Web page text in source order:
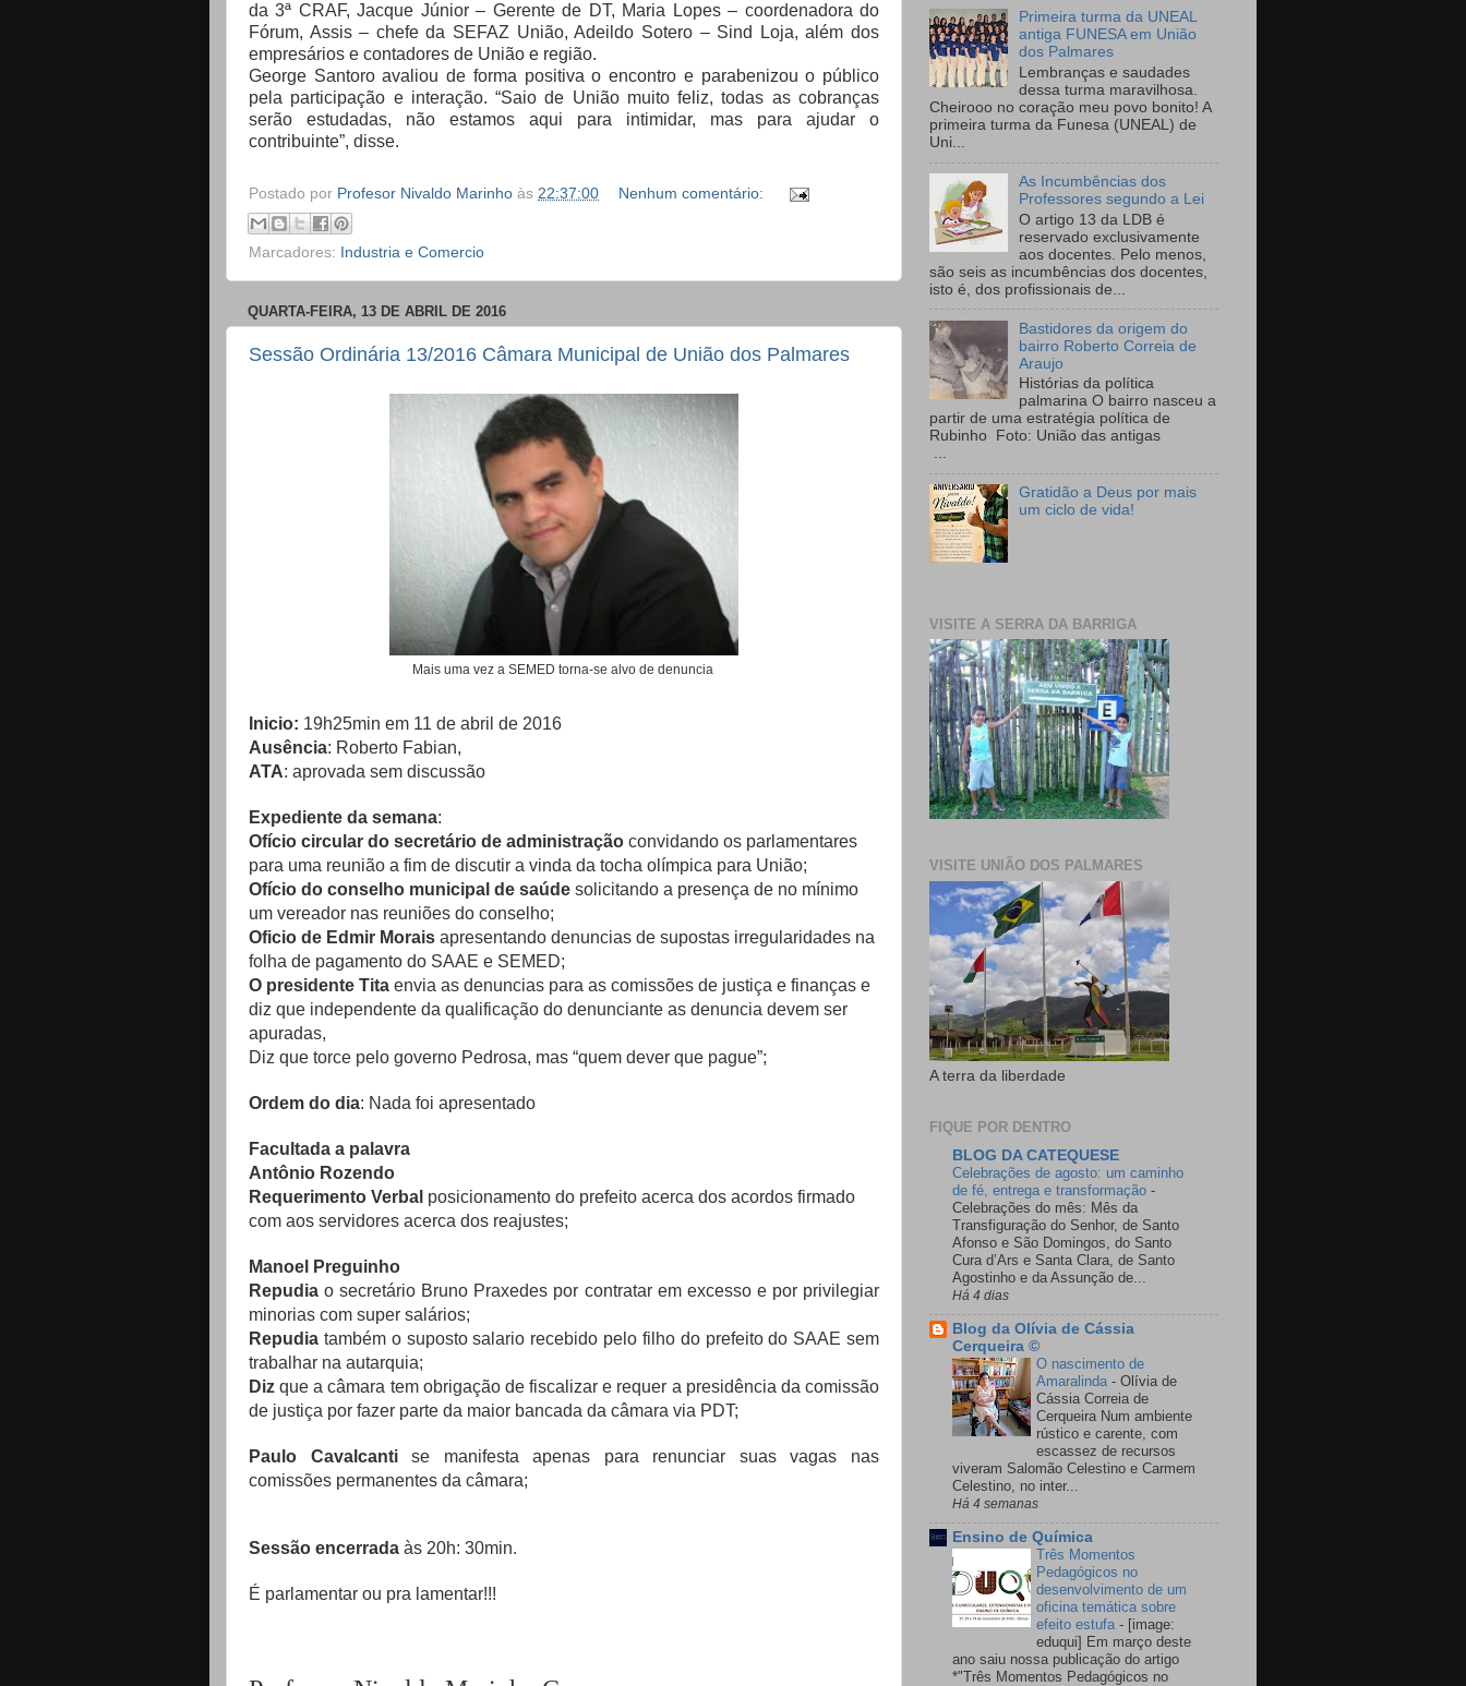
da 3ª CRAF, Jacque Júnior – Gerente de DT, Maria Lopes – coordenadora do
Fórum, Assis – chefe da SEFAZ União, Adeildo Sotero – Sind Loja, além dos
empresários e contadores de União e região.
George Santoro avaliou de forma positiva o encontro e parabenizou o público
pela participação e interação. “Saio de União muito feliz, todas as cobranças
serão estudadas, não estamos aqui para intimidar, mas para ajudar o
contribuinte”, disse.
Postado por Profesor Nivaldo Marinho às 22:37:00 Nenhum comentário:
Marcadores: Industria e Comercio
QUARTA-FEIRA, 13 DE ABRIL DE 2016
Sessão Ordinária 13/2016 Câmara Municipal de União dos Palmares
Mais uma vez a SEMED torna-se alvo de denuncia
Inicio: 19h25min em 11 de abril de 2016
Ausência: Roberto Fabian,
ATA: aprovada sem discussão
Expediente da semana:
Ofício circular do secretário de administração convidando os parlamentares
para uma reunião a fim de discutir a vinda da tocha olímpica para União;
Ofício do conselho municipal de saúde solicitando a presença de no mínimo
um vereador nas reuniões do conselho;
Oficio de Edmir Morais apresentando denuncias de supostas irregularidades na
folha de pagamento do SAAE e SEMED;
O presidente Tita envia as denuncias para as comissões de justiça e finanças e
diz que independente da qualificação do denunciante as denuncia devem ser
apuradas,
Diz que torce pelo governo Pedrosa, mas “quem dever que pague”;
Ordem do dia: Nada foi apresentado
Facultada a palavra
Antônio Rozendo
Requerimento Verbal posicionamento do prefeito acerca dos acordos firmado
com aos servidores acerca dos reajustes;
Manoel Preguinho
Repudiao secretário Bruno Praxedes por contratar em excesso e por privilegiar
minorias com super salários;
Repudia também o suposto salario recebido pelo filho do prefeito do SAAE sem
trabalhar na autarquia;
Diz que a câmara tem obrigação de fiscalizar e requer a presidência da comissão
de justiça por fazer parte da maior bancada da câmara via PDT;
Paulo Cavalcantise manifesta apenas para renunciar suas vagas nas
comissões permanentes da câmara;
Sessão encerrada às 20h: 30min.
É parlamentar ou pra lamentar!!!
Primeira turma da UNEAL
antiga FUNESA em União
dos Palmares
Lembranças e saudades
dessa turma maravilhosa.
Cheirooo no coração meu povo bonito! A
primeira turma da Funesa (UNEAL) de
Uni...
As Incumbências dos
Professores segundo a Lei
O artigo 13 da LDB é
reservado exclusivamente
aos docentes. Pelo menos,
são seis as incumbências dos docentes,
isto é, dos profissionais de...
Bastidores da origem do
bairro Roberto Correia de
Araujo
Histórias da política
palmarina O bairro nasceu a
partir de uma estratégia política de
Rubinho Foto: União das antigas
...
Gratidão a Deus por mais
um ciclo de vida!
VISITE A SERRA DA BARRIGA
VISITE UNIÃO DOS PALMARES
A terra da liberdade
FIQUE POR DENTRO
BLOG DA CATEQUESE
Celebrações de agosto: um caminho
de fé, entrega e transformação -
Celebrações do mês: Mês da
Transfiguração do Senhor, de Santo
Afonso e São Domingos, do Santo
Cura d’Ars e Santa Clara, de Santo
Agostinho e da Assunção de...
Há 4 dias
Blog da Olívia de Cássia
Cerqueira ©
O nascimento de
Amaralinda - Olívia de
Cássia Correia de
Cerqueira Num ambiente
rústico e carente, com
escassez de recursos
viveram Salomão Celestino e Carmem
Celestino, no inter...
Há 4 semanas
Ensino de Química
Três Momentos
Pedagógicos no
desenvolvimento de um
oficina temática sobre
efeito estufa - [image:
eduqui] Em março deste
ano saiu nossa publicação do artigo
*"Três Momentos Pedagógicos no